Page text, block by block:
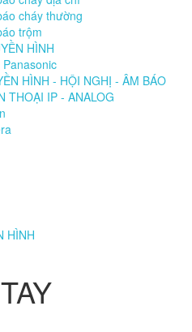
cháy thường
trộm
HÌNH
HÌNH - HỘI NGHỊ - ÂM BÁO
THOẠI IP - ANALOG
HÌNH